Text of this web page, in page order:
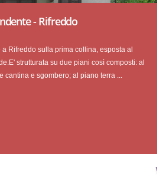
- Rifreddo
Rifreddo sulla prima collina, esposta al
strutturata su due piani così composti: al
e sgombero; al piano terra ...